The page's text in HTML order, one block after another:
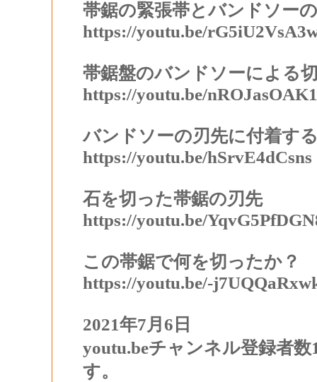
帯鋸の緊張帯とバンドソー
https://youtu.be/
帯鋸盤のバンドソーによる
https://youtu.be/
バンドソーの刃先に付着す
https://youtu.be/hSrvE4dCsns
石を切った帯鋸の刃先
https://youtu.be/
この帯鋸で何を切ったか？
https://youtu.be/-
2021年7月6日
youtu.beチャンネル登録者
す。